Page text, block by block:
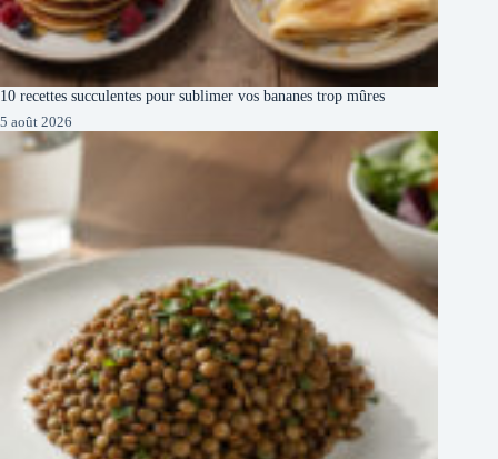
10 recettes succulentes pour sublimer vos bananes trop mûres
5 août 2026